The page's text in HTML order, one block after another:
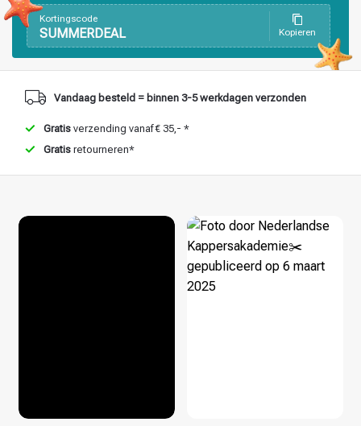
Kortingscode
SUMMERDEAL Kopieren
Vandaag besteld = binnen 3-5 werkdagen verzonden
Gratis verzending vanaf € 35,- *
Gratis retourneren*